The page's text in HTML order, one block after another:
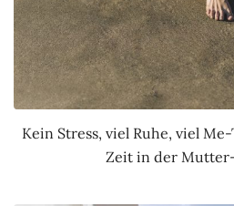
Kein Stress, viel Ruhe, viel
Zeit in der